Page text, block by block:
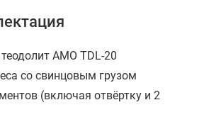
AMO TDL-20
со свинцовым грузом
(включая отвёртку и 2